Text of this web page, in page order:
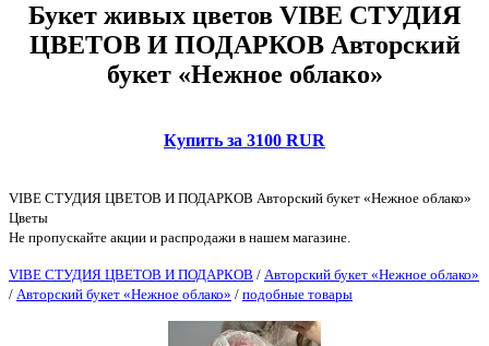
Букет живых цветов VIBE СТУДИЯ
ЦВЕТОВ И ПОДАРКОВ Авторский
букет «Нежное облако»
Купить за 3100 RUR
VIBE СТУДИЯ ЦВЕТОВ И ПОДАРКОВ Авторский букет «Нежное облако»
Цветы
Не пропускайте акции и распродажи в нашем магазине.
VIBE СТУДИЯ ЦВЕТОВ И ПОДАРКОВ / Авторский букет «Нежное облако»
/ Авторский букет «Нежное облако» / подобные товары